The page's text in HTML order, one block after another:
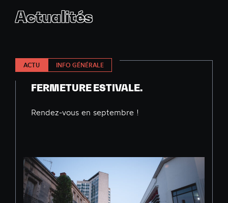
Actualités
ACTU INFO GÉNÉRALE
FERMETURE ESTIVALE.
Rendez-vous en septembre !